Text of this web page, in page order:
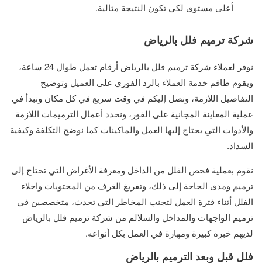
أعلى مستوى لكي تكون النتيجة مثالية.
شركة ترميم فلل بالرياض
نوفر لعملاء شركة ترميم فلل بالرياض أرقام تعمل طوال 24 ساعة،
ويقوم طاقم خدمة العملاء بالرد الفوري على العميل وتوضيح
التفاصيل اللازمة، ونصل إليكم في وقت سريع في كل مكان ونبدأ في
عملية المعاينة المجانية على الفور، ونحدد أعمال الترميمات اللازمة
والأدوات التي يحتاج إليها العمل والماكينات كما نوضح التكلفة وكيفية
السداد.
نقوم بعملية فحص الفلل من الداخل ومعرفة الأغراض التي تحتاج إلى
ترميم ومدى الحاجة إلى ذلك، وتفريغ الغرف من المحتويات واخلاء
الفلل أثناء فترة العمل لتجنب المخاطر التي تحدث، متخصصين في
ترميم الواجهات والمداخل والسلالم من شركة ترميم فلل بالرياض
لديهم خبرة كبيرة ومهارة في العمل بكل أنواعه.
فلل قبل وبعد الترميم بالرياض